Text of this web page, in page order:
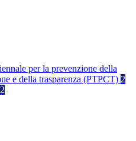
per la prevenzione della
e della trasparenza (PTPCT) 2